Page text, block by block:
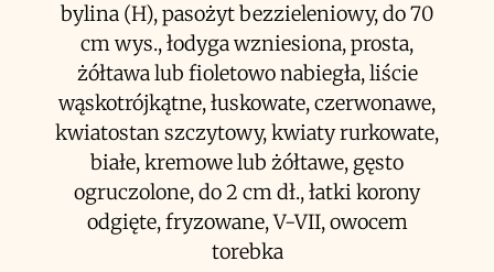
bylina (H), pasożyt bezzieleniowy, do 70
cm wys., łodyga wzniesiona, prosta,
żółtawa lub fioletowo nabiegła, liście
wąskotrójkątne, łuskowate, czerwonawe,
kwiatostan szczytowy, kwiaty rurkowate,
białe, kremowe lub żółtawe, gęsto
ogruczolone, do 2 cm dł., łatki korony
odgięte, fryzowane, V-VII, owocem
torebka